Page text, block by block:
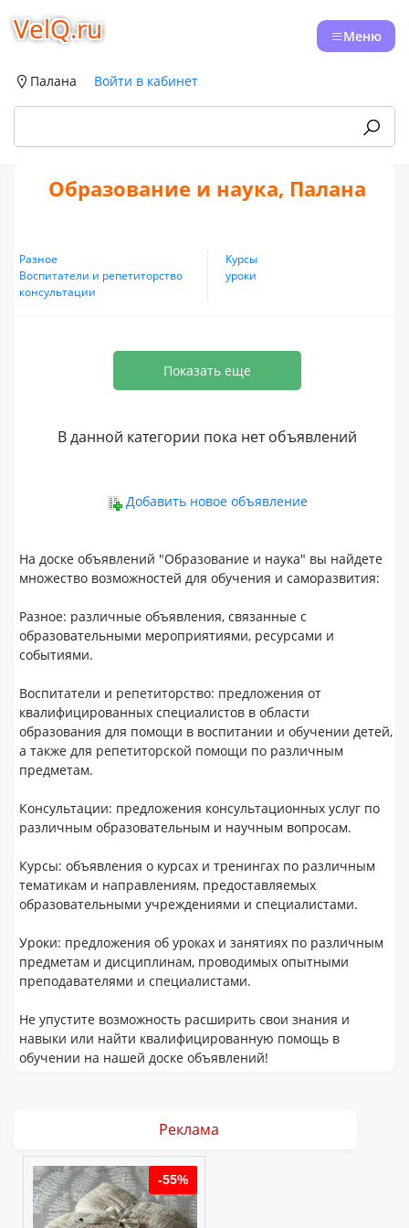
VelQ.ru Меню
Палана Войти в кабинет
Образование и наука, Палана
Разное
Воспитатели и репетиторство
консультации
Курсы
уроки
Показать еще
В данной категории пока нет объявлений
Добавить новое объявление
На доске объявлений "Образование и наука" вы найдете
множество возможностей для обучения и саморазвития:
Разное: различные объявления, связанные с
образовательными мероприятиями, ресурсами и
событиями.
Воспитатели и репетиторство: предложения от
квалифицированных специалистов в области
образования для помощи в воспитании и обучении детей,
а также для репетиторской помощи по различным
предметам.
Консультации: предложения консультационных услуг по
различным образовательным и научным вопросам.
Курсы: объявления о курсах и тренингах по различным
тематикам и направлениям, предоставляемых
образовательными учреждениями и специалистами.
Уроки: предложения об уроках и занятиях по различным
предметам и дисциплинам, проводимых опытными
преподавателями и специалистами.
Не упустите возможность расширить свои знания и
навыки или найти квалифицированную помощь в
обучении на нашей доске объявлений!
Реклама
-55%